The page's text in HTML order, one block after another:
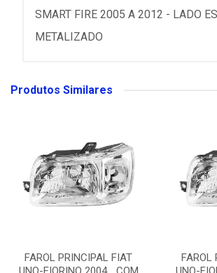
SMART FIRE 2005 A 2012 - LADO
METALIZADO
Produtos Similares
FAROL PRINCIPAL FIAT
FAROL